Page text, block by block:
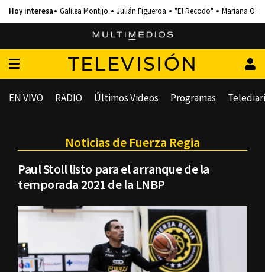
Galilea Montijo Julián Figueroa "El Recodo" Mariana
TELEVISIÓN
EN VIVO RADIO Últimos Videos Programas
Noticias de Fuerza Regia
Paul Stoll listo para el arranque de la
temporada 2021 de la LNBP